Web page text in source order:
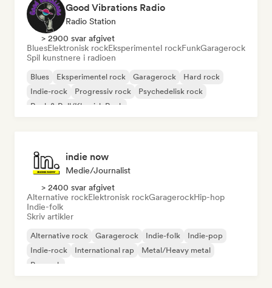
Good Vibrations Radio
Radio Station
> 2900 svar afgivet
BluesElektronisk rockEksperimentel rockFunkGaragerock
Spil kunstnere i radioen
Blues Eksperimentel rock Garagerock
Hard rock
Indie-rock
Progressiv rock
Psychedelisk rock
Rock & Roll/Klassisk Rock
indie now
Medie/journalist
> 2400 svar afgivet
Alternative rockElektronisk rockGaragerockHip-hop
Indie-folk
Skriv artikler
Alternative rock Garagerock Indie-folk
Indie-pop
Indie-rock
International rap
Metal/Heavy metal
Poprock